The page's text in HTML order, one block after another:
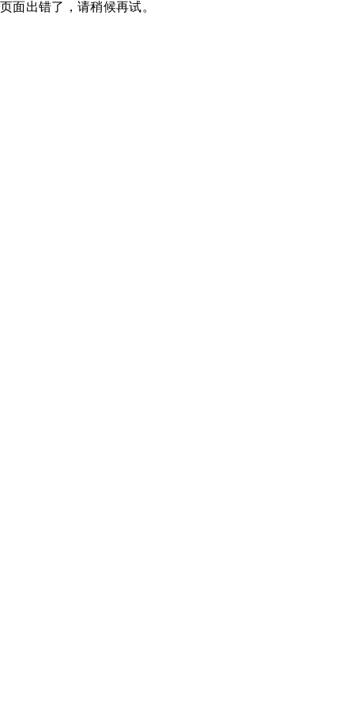
页面出错了，请稍候再试。